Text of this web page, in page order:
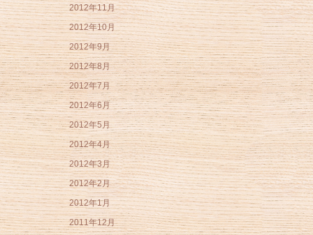
2012年11月
2012年10月
2012年9月
2012年8月
2012年7月
2012年6月
2012年5月
2012年4月
2012年3月
2012年2月
2012年1月
2011年12月